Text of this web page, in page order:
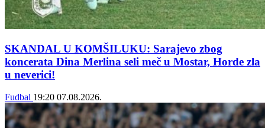
SKANDAL U KOMŠILUKU: Sarajevo zbog
koncerata Dina Merlina seli meč u Mostar, Horde zla
u neverici!
Fudbal 19:20 07.08.2026.